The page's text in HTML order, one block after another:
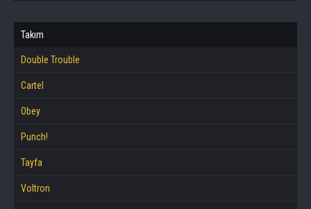
Takım
Double Trouble
Cartel
Obey
Punch!
Tayfa
Voltron